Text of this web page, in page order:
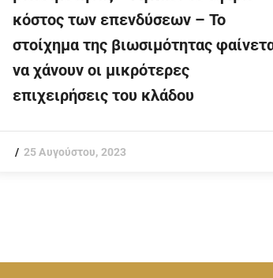
κόστος των επενδύσεων – Το
στοίχημα της βιωσιμότητας
να χάνουν οι μικρότερες
επιχειρήσεις του κλάδου
25 Αυγούστου, 2023